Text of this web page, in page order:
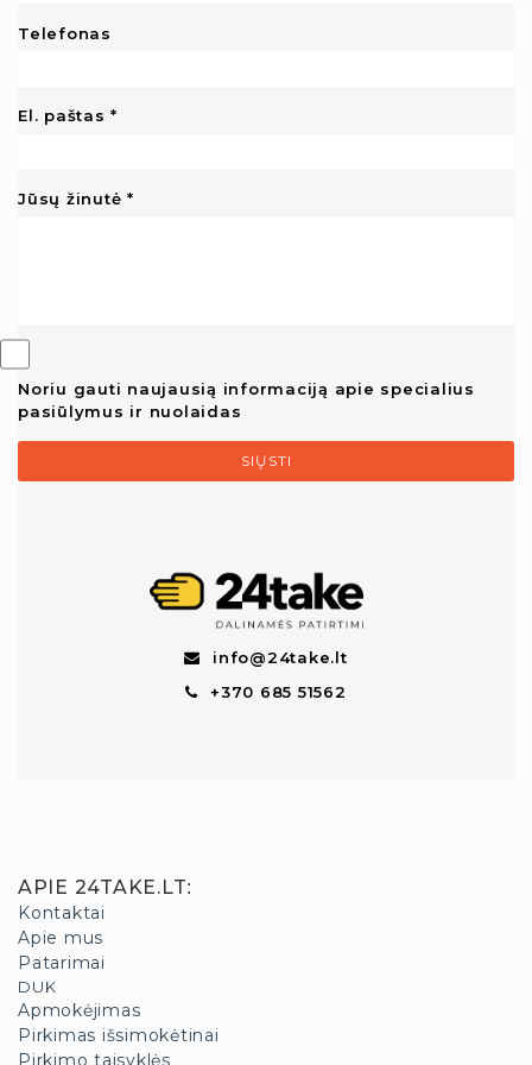
Telefonas
El. paštas
Jūsų žinutė
Noriu gauti naujausią informaciją apie specialius
pasiūlymus ir nuolaidas
SIŲSTI
info@24take.lt
+370 685 51562
APIE 24TAKE.LT:
Kontaktai
Apie mus
Patarimai
DUK
Apmokėjimas
Pirkimas išsimokėtinai
Pirkimo taisyklės